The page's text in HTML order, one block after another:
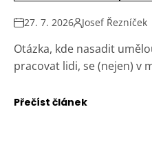
27. 7. 2026 Josef Řezníček
Otázka, kde nasadit
pracovat lidi, se (nejen) v
Přečíst článek